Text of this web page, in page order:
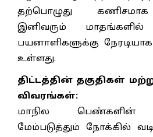
தற்பொழுது
இனிவரும்
பயனாளிகளுக்கு
உள்ளது.
திட்டத்தின் தகுதிகள்
விவரங்கள்:
மாநில பெண்களின்
மேம்படுத்தும் நோக்கில்